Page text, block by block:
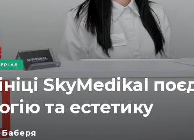
SkyMedikal
та естетику
Баберя